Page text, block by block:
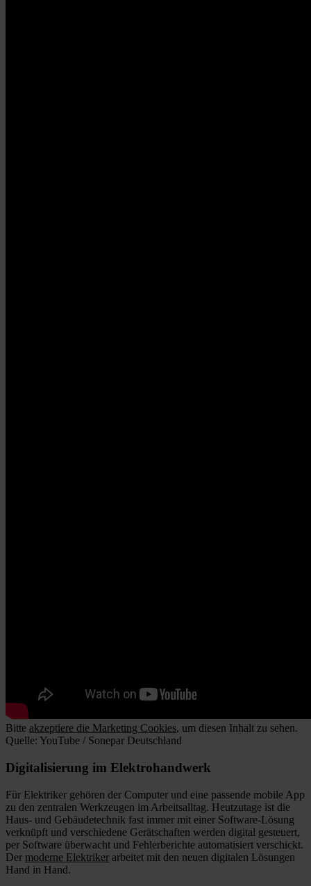
Bitte akzeptiere die Marketing Cookies, um diesen Inhalt zu sehen.
Quelle: YouTube / Sonepar Deutschland
Digitalisierung im Elektrohandwerk
Für Elektriker gehören der Computer und eine passende mobile App
zu den zentralen Werkzeugen im Arbeitsalltag. Heutzutage ist die
Haus- und Gebäudetechnik fast immer mit einer Software-Lösung
verknüpft und verschiedene Gerätschaften werden digital gesteuert,
per Software überwacht und Fehlerberichte automatisiert verschickt.
Der moderne Elektriker arbeitet mit den neuen digitalen Lösungen
Hand in Hand.